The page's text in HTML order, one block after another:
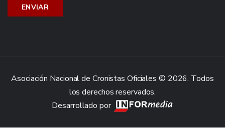
Asociación Nacional de Cronistas Oficiales © 2026. Todos
los derechos reservados.
Desarrollado por